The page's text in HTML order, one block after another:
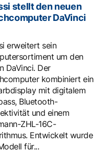
stellt den neuen
DaVinci
erweitert sein
um den
DaVinci. Der
kombiniert ein
mit digitalem
Bluetooth-
und einem
ZHL-16C-
Entwickelt wurde
für...